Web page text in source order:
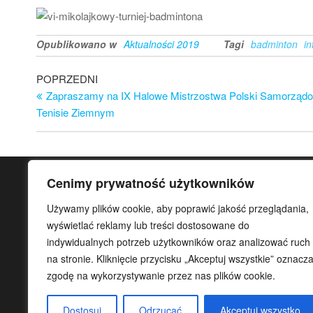
Cenimy prywatność użytkowników
Używamy plików cookie, aby poprawić jakość przeglądania,
wyświetlać reklamy lub treści dostosowane do
indywidualnych potrzeb użytkowników oraz analizować ruch
na stronie. Kliknięcie przycisku „Akceptuj wszystkie” oznacza
zgodę na wykorzystywanie przez nas plików cookie.
Dostosuj Odrzucać Akceptuj wszystko
Opublikowano w Aktualności 2019 Tagi badminton
Nawigacja
wpisu
Poprzedni
wpis
POPRZEDNI
Zapraszamy na IX Halowe Mistrzostwa Polski
Tenisie Ziemnym
KONTAKT
Gminny Ośrodek Sportu i Rekreacji Gminy Teresin
ul. Aleja 20-lecia 32
96-515 Teresin
tel. główny46 861 37 80
koordynator: